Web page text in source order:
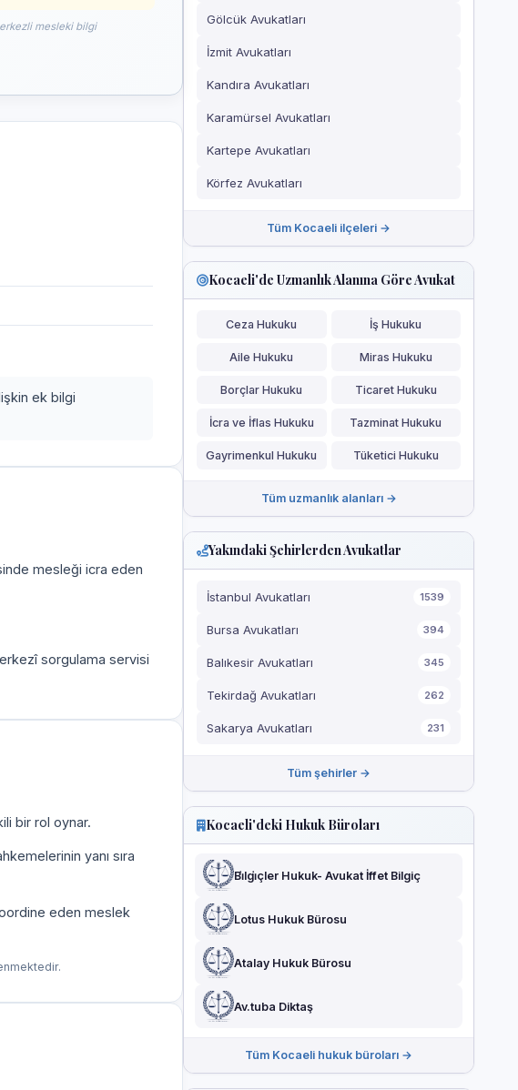
mesleki bilgi
ek bilgi
mesleği icra eden
sorgulama servisi
bir rol oynar.
yanı sıra
eden meslek
Gölcük Avukatları
İzmit Avukatları
Kandıra Avukatları
Karamürsel Avukatları
Kartepe Avukatları
Körfez Avukatları
Tüm Kocaeli ilçeleri →
Kocaeli'de Uzmanlık Alanına Göre Avukat
Ceza Hukuku İş Hukuku
Aile Hukuku Miras Hukuku
Borçlar Hukuku Ticaret Hukuku
İcra ve İflas Hukuku Tazminat Hukuku
Gayrimenkul Hukuku Tüketici Hukuku
Tüm uzmanlık alanları →
Yakındaki Şehirlerden Avukatlar
İstanbul Avukatları 1539
Bursa Avukatları 394
Balıkesir Avukatları 345
Tekirdağ Avukatları 262
Sakarya Avukatları 231
Tüm şehirler →
Kocaeli'deki Hukuk Büroları
Bi̇lgi̇çler Hukuk- Avukat İffet Bilgiç
Lotus Hukuk Bürosu
Atalay Hukuk Bürosu
Av.tuba Diktaş
Tüm Kocaeli hukuk büroları →